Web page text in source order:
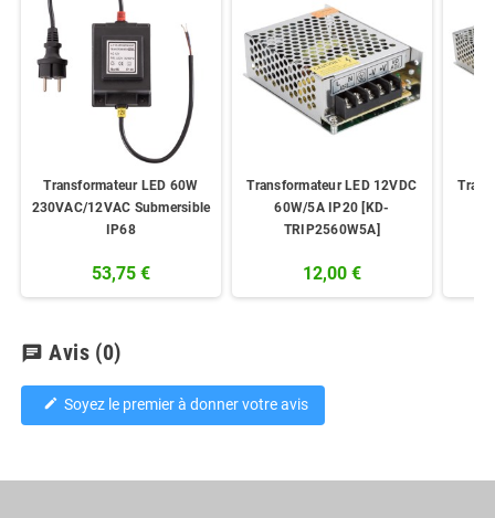
Transformateur LED 60W
230VAC/12VAC Submersible
IP68
53,75 €
Transformateur LED 12VDC
60W/5A IP20 [KD-
TRIP2560W5A]
12,00 €
chat Avis (0)
edit Soyez le premier à donner votre avis